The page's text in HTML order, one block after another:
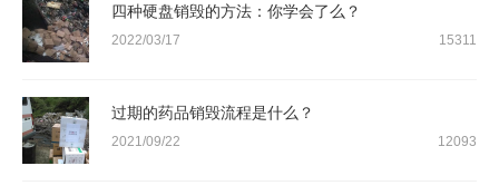
四种硬盘销毁的方法：你学会了么？
2022/03/17 15311
过期的药品销毁流程是什么？
2021/09/22 12093